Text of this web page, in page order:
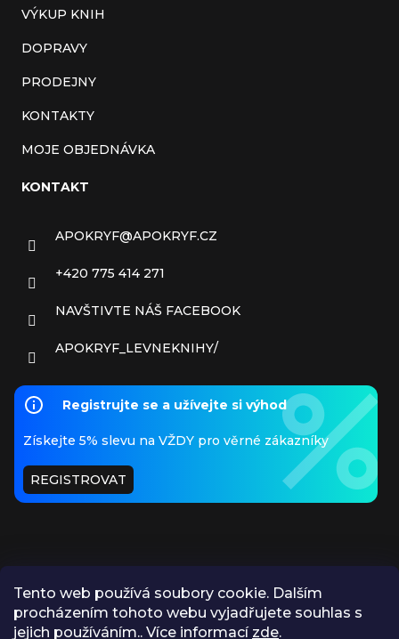
Tento web používá soubory cookie. Dalším
procházením tohoto webu vyjadřujete souhlas s
jejich používáním.. Více informací zde.
VÝKUP KNIH
DOPRAVY
PRODEJNY
KONTAKTY
MOJE OBJEDNÁVKA
KONTAKT
APOKRYF@APOKRYF.CZ
+420 775 414 271
NAVŠTIVTE NÁŠ FACEBOOK
APOKRYF_LEVNEKNIHY/
Registrujte se a užívejte si výhod
Získejte 5% slevu na VŽDY pro věrné zákazníky
REGISTROVAT
PŘIJÍMÁME ONLINE PLATBY